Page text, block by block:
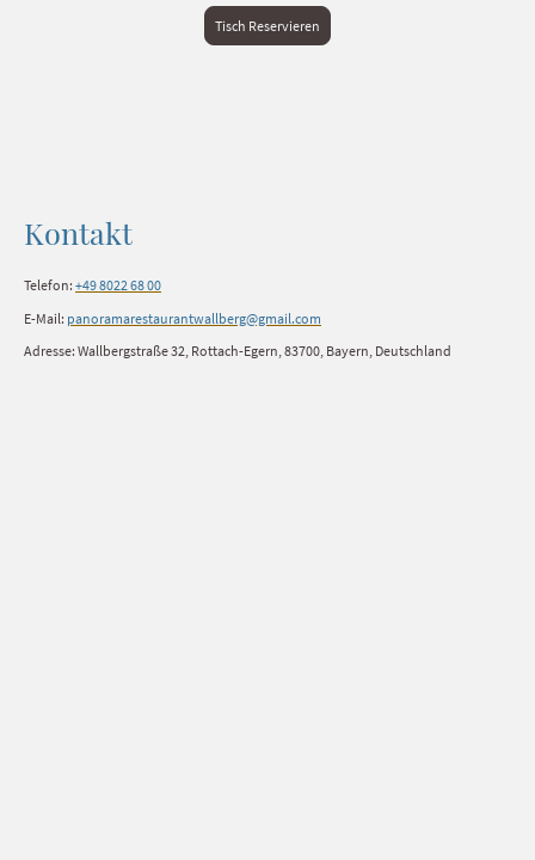
Tisch Reservieren
Kontakt
Telefon: +49 8022 68 00
E-Mail: panoramarestaurantwallberg@gmail.com
Adresse: Wallbergstraße 32, Rottach-Egern, 83700, Bayern, Deutschland